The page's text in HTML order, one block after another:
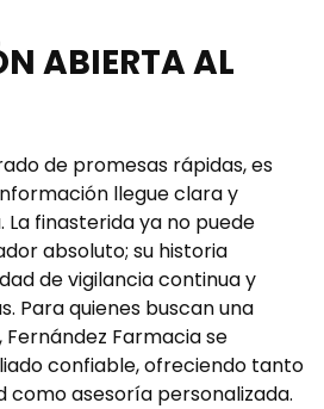
ABIERTA AL
de promesas rápidas, es
llegue clara y
La finasterida ya no puede
absoluto; su historia
de vigilancia continua y
Para quienes buscan una
Fernández Farmaciase
confiable, ofreciendo tanto
como asesoría personalizada.